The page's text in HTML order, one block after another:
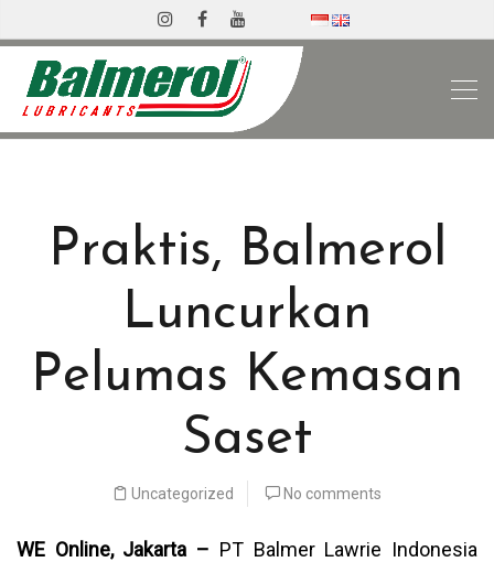
Praktis, Balmerol
Luncurkan
Pelumas Kemasan
Saset
Uncategorized No comments
WE Online, Jakarta – PT Balmer Lawrie Indonesia